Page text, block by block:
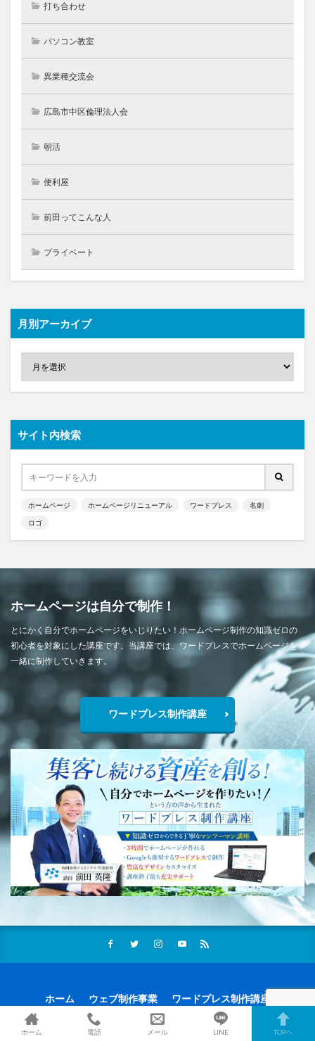
打ち合わせ
パソコン教室
異業種交流会
広島市中区倫理法人会
朝活
便利屋
前田ってこんな人
プライベート
月別アーカイブ
サイト内検索
ホームページ ホームページリニューアル ワードプレス 名刺
ロゴ
ホームページは自分で制作！
とにかく自分でホームページをいじりたい！ホームページ制作の知識ゼロの
初心者を対象にした講座です。当講座では、ワードプレスでホームページを
一緒に制作していきます。
ワードプレス制作講座
ホーム ウェブ制作事業
ワードプレス制作講座
お客様の声
前田が行く行くキャンペーン
会社概要
代表プロフィール
求人情報 お問い合わせ
ホーム 電話 メール LINE TOPへ